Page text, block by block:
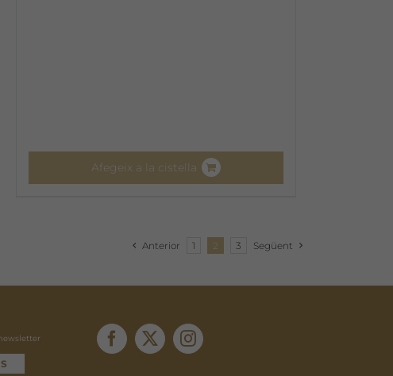
Afegeix a la cistella
Anterior 1 2 3 Següent